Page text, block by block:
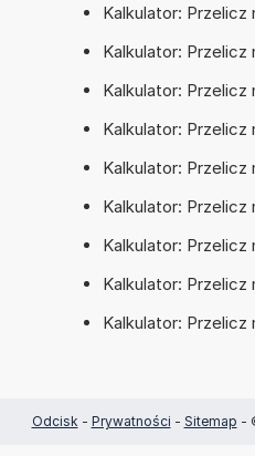
Kalkulator: Przelicz
Kalkulator: Przelicz
Kalkulator: Przelicz
Kalkulator: Przelicz
Kalkulator: Przelicz
Kalkulator: Przelicz
Kalkulator: Przelicz
Kalkulator: Przelicz
Kalkulator: Przelicz
Odcisk - Prywatności - Sitemap -